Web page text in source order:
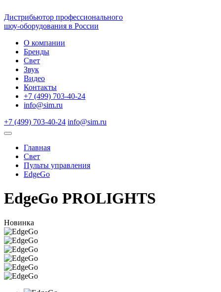
Дистрибьютор профессионального
шоу-оборудования в России
О компании
Бренды
Свет
Звук
Видео
Контакты
+7 (499) 703-40-24
info@sim.ru
+7 (499) 703-40-24 info@sim.ru
Главная
Свет
Пульты управления
EdgeGo
EdgeGo PROLIGHTS
Новинка